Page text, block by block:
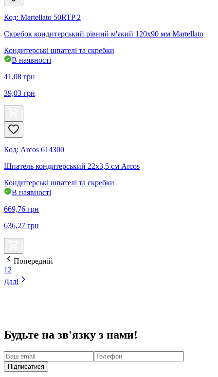
Код: Martellato 50RTP 2
Скребок кондитерський рівний м'який 120x90 мм Martellato
Кондитерські шпателі та скребки
В наявності
41,08 грн
39,03 грн
Код: Arcos 614300
Шпатель кондитерський 22х3,5 см Arcos
Кондитерські шпателі та скребки
В наявності
669,76 грн
636,27 грн
Попередній
1 2
Далі
Будьте на зв'язку з нами!
Підписатися